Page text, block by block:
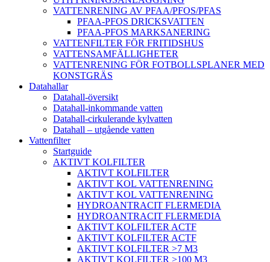
VATTENRENING AV PFAA/PFOS/PFAS
PFAA-PFOS DRICKSVATTEN
PFAA-PFOS MARKSANERING
VATTENFILTER FÖR FRITIDSHUS
VATTENSAMFÄLLIGHETER
VATTENRENING FÖR FOTBOLLSPLANER MED
KONSTGRÄS
Datahallar
Datahall-översikt
Datahall-inkommande vatten
Datahall-cirkulerande kylvatten
Datahall – utgående vatten
Vattenfilter
Startguide
AKTIVT KOLFILTER
AKTIVT KOLFILTER
AKTIVT KOL VATTENRENING
AKTIVT KOL VATTENRENING
HYDROANTRACIT FLERMEDIA
HYDROANTRACIT FLERMEDIA
AKTIVT KOLFILTER ACTF
AKTIVT KOLFILTER ACTF
AKTIVT KOLFILTER >7 M3
AKTIVT KOLFILTER >100 M3